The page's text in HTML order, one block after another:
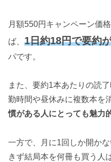
月額550円キャンペーン価
ば、 1日約18円で要約
パです。
また、要約1本あたりの読
勤時間や昼休みに複数本を
慣がある人にとっても魅力
一方で、月に1回しか開か
きず結局本を何冊も買う人